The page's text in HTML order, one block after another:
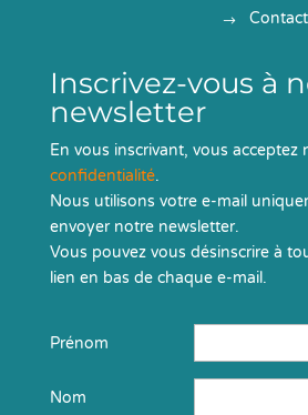
Inscrivez-vous à
newsletter
En vous inscrivant, vous acceptez
confidentialité.
Nous utilisons votre e-mail
envoyer notre newsletter.
Vous pouvez vous désinscrire à
lien en bas de chaque e-mail.
Prénom
Nom